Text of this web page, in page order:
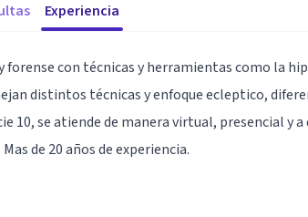
Experiencia
con técnicas y herramientas como la
distintos técnicas y enfoque ecleptico,
10, se atiende de manera virtual, presencial y
de 20 años de experiencia.